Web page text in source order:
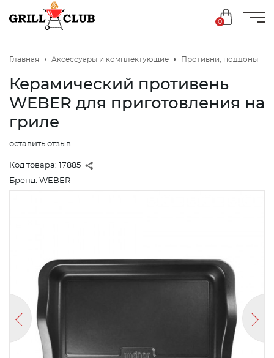
0
Главная Аксессуары и комплектующие Противни, поддоны
Керамический противень
WEBER для приготовления на
гриле
Код товара: 17885
оставить отзыв
Бренд: WEBER